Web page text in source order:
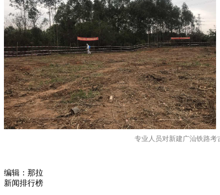
专业人员对新建广汕铁路
编辑：那拉
新闻排行榜